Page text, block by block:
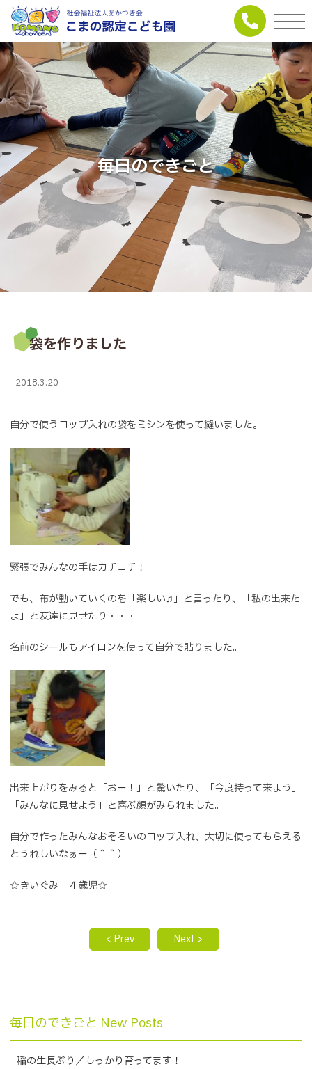
毎日のできごと
袋を作りました
2018.3.20
自分で使うコップ入れの袋をミシンを使って縫いました。
緊張でみんなの手はカチコチ！
でも、布が動いていくのを「楽しい♫」と言ったり、「私の出来た
よ」と友達に見せたり・・・
名前のシールもアイロンを使って自分で貼りました。
出来上がりをみると「おー！」と驚いたり、「今度持って来よう」
「みんなに見せよう」と喜ぶ顔がみられました。
自分で作ったみんなおそろいのコップ入れ、大切に使ってもらえる
とうれしいなぁー（＾＾）
☆きいぐみ ４歳児☆
< Prev Next >
毎日のできごと New Posts
稲の生長ぶり／しっかり育ってます！